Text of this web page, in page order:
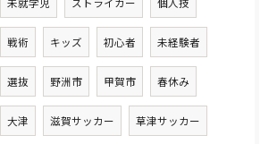
戦術 キッズ 初心者 未経験者
選抜 野洲市 甲賀市 春休み
大津 滋賀サッカー 草津サッカー